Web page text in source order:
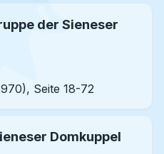
der Sieneser
Seite 18-72
Domkuppel